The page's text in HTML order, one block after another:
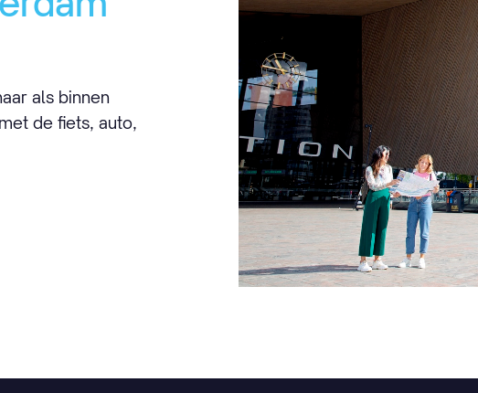
als binnen
de fiets, auto,